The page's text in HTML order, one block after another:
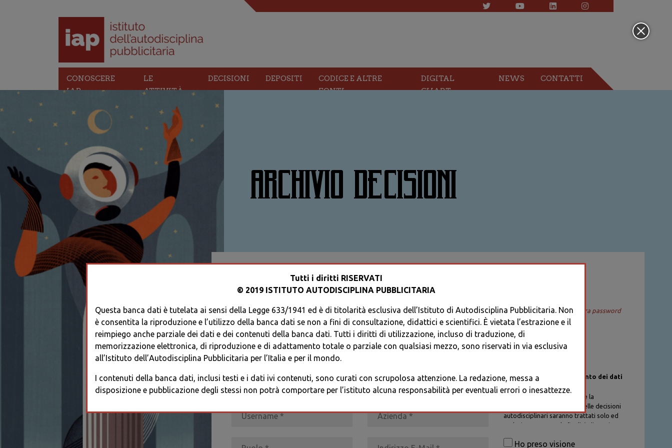
CONOSCERE
IAP
LE
ATTIVITÀ
DECISIONI DEPOSITI
CODICE E ALTRE
FONTI
DIGITAL
CHART
NEWS CONTATTI
ARCHIVIO DECISIONI
ACCEDI AL TUO PROFILO
ACCEDI
Recupera password
REGISTRATI * I CAMPI CONTRASSEGNATI SONO OBBLIGATORI
Informativa sul trattamento dei dati
personali
I dati personali di chi richiede la
registrazione al Database delle decisioni
autodisciplinari saranno trattati solo ed
esclusivamente per la finalità di gestione
procedure previste dal Codice di
Ho preso visione
Tutti i diritti RISERVATI
© 2019 ISTITUTO AUTODISCIPLINA PUBBLICITARIA
Questa banca dati è tutelata ai sensi della Legge 633/1941 ed è di titolarità esclusiva dell’Istituto di Autodisciplina Pubblicitaria. Non
è consentita la riproduzione e l’utilizzo della banca dati se non a fini di consultazione, didattici e scientifici. È vietata l’estrazione e il
reimpiego anche parziale dei dati e dei contenuti della banca dati. Tutti i diritti di utilizzazione, incluso di traduzione, di
memorizzazione elettronica, di riproduzione e di adattamento totale o parziale con qualsiasi mezzo, sono riservati in via esclusiva
all’Istituto dell’Autodisciplina Pubblicitaria per l’Italia e per il mondo.
I contenuti della banca dati, inclusi testi e i dati ivi contenuti, sono curati con scrupolosa attenzione. La redazione, messa a
disposizione e pubblicazione degli stessi non potrà comportare per l’istituto alcuna responsabilità per eventuali errori o inesattezze.